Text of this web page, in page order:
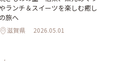
やランチ＆スイーツを楽しむ癒し
の旅へ
滋賀県 2026.05.01